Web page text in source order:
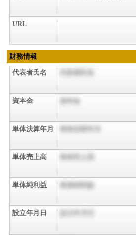
URL
財務情報
代表者氏名
資本金
単体決算年月
単体売上高
単体純利益
設立年月日